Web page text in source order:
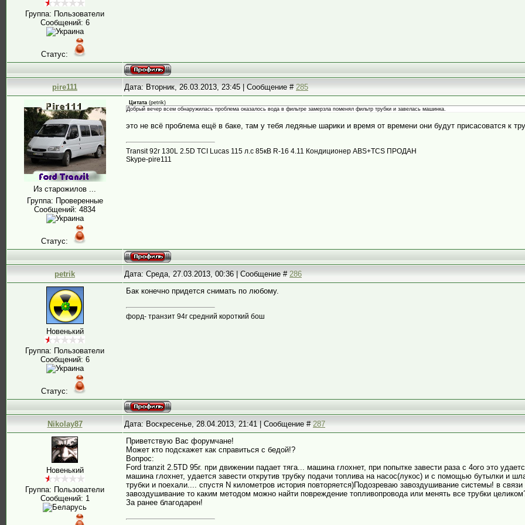
Группа: Пользователи
Сообщений: 6
Статус:
pire111 Дата: Вторник, 26.03.2013, 23:45 | Сообщение #285
Из старожилов ...
Группа: Проверенные
Сообщений: 4834
Статус:
Цитата (petrik)
Добрый вечер всем обнаружилась проблема оказалось вода в фильтре замерзла поменял фильтр трубки и завелась машинка.
это не всё проблема ещё в баке, там у тебя ледяные шарики и время от времени они будут присасоватся к
Transit 92г 130L 2.5D TCI Lucas 115 л.с 85кВ R-16 4.11 Кондиционер ABS+TCS ПРОДАН
Skype-pire111
petrik Дата: Среда, 27.03.2013, 00:36 | Сообщение #286
Новенький
Группа: Пользователи
Сообщений: 6
Статус:
Бак конечно придется снимать по любому.
форд- транзит 94г средний короткий бош
Nikolay87 Дата: Воскресенье, 28.04.2013, 21:41 | Сообщение #287
Новенький
Группа: Пользователи
Сообщений: 1
Приветствую Вас форумчане!
Может кто подскажет как справиться с бедой!?
Вопрос:
Ford tranzit 2.5TD 95г. при движении падает тяга... машина глохнет, при попытке завести раза с 4ого это
машина глохнет, удается завести открутив трубку подачи топлива на насос(лукос) и с помощью бутылки и
трубки и поехали.... спустя N километров история повторяется)Подозреваю завоздушивание системы! в
завоздушивание то каким методом можно найти повреждение топливопровода или менять все трубки
За ранее благодарен!